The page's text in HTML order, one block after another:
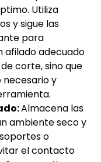
Utiliza
y sigue las
para
afilado adecuado
corte, sino que
necesario y
Almacena las
ambiente seco y
o
el contacto